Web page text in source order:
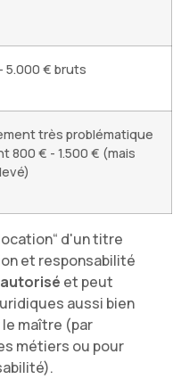
5.000 € bruts
très problématique
800 € - 1.500 € (mais
d'un titre
et responsabilité
et peut
aussi bien
maître (par
métiers ou pour